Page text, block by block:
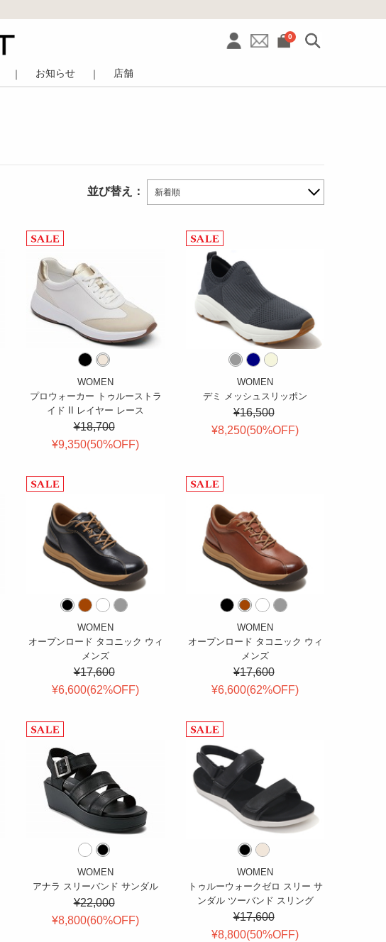
0
｜ お知らせ ｜ 店舗
並び替え： 新着順
WOMEN
プロウォーカー トゥルーストラ
イド II レイヤー レース
¥18,700
¥9,350(50%OFF)
WOMEN
デミ メッシュスリッポン
¥16,500
¥8,250(50%OFF)
WOMEN
オープンロード タコニック ウィ
メンズ
¥17,600
¥6,600(62%OFF)
WOMEN
オープンロード タコニック ウィ
メンズ
¥17,600
¥6,600(62%OFF)
WOMEN
アナラ スリーバンド サンダル
¥22,000
¥8,800(60%OFF)
WOMEN
トゥルーウォークゼロ スリー サ
ンダル ツーバンド スリング
¥17,600
¥8,800(50%OFF)